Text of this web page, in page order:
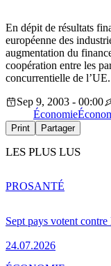
En dépit de résultats
européenne des
augmentation du
coopération entre les
concurrentielle de l’UE.
Sep 9, 2003 - 00:00
Économie
Print Partager
LES PLUS LUS
Sept pays votent
24.07.2026
PROSANTÉ